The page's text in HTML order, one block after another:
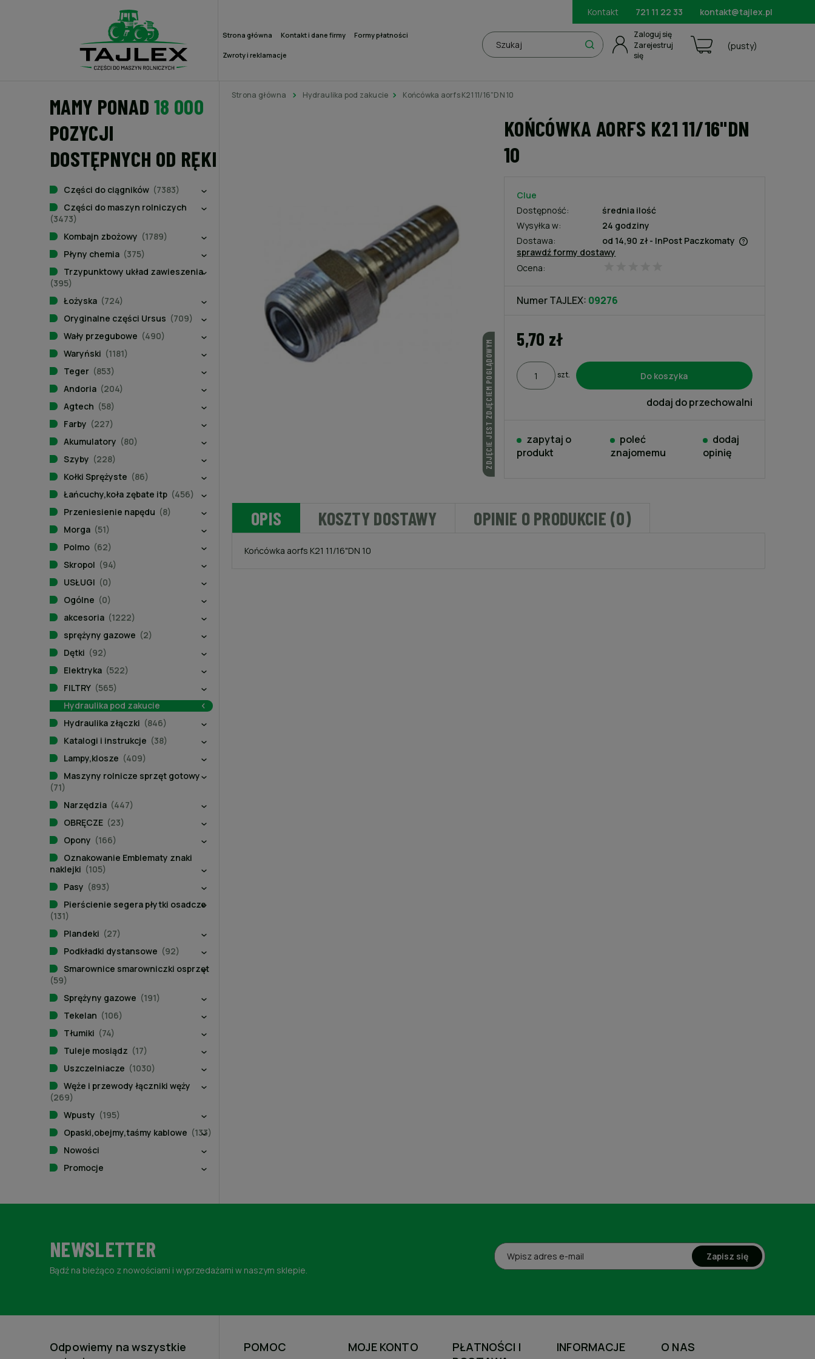
Kontakt 721 11 22 33 kontakt@tajlex.pl
Strona główna Kontakt i dane firmy Formy płatności
Zwroty i reklamacje
(pusty)
Zarejestruj
się
Zaloguj się
MAMY PONAD 18 000
POZYCJI
DOSTĘPNYCH OD RĘKI
Części do ciągników (7383)
Części do maszyn rolniczych
(3473)
Kombajn zbożowy (1789)
Płyny chemia (375)
Trzypunktowy układ zawieszenia
(395)
Łożyska (724)
Oryginalne części Ursus (709)
Wały przegubowe (490)
Waryński (1181)
Teger (853)
Andoria (204)
Agtech (58)
Farby (227)
Akumulatory (80)
Szyby (228)
Kołki Sprężyste (86)
Łańcuchy,koła zębate itp (456)
Przeniesienie napędu (8)
Morga (51)
Polmo (62)
Skropol (94)
USŁUGI (0)
Ogólne (0)
akcesoria (1222)
sprężyny gazowe (2)
Dętki (92)
Elektryka (522)
FILTRY (565)
Hydraulika pod zakucie
Hydraulika złączki (846)
Katalogi i instrukcje (38)
Lampy,klosze (409)
Maszyny rolnicze sprzęt gotowy
(71)
Narzędzia (447)
OBRĘCZE (23)
Opony (166)
Oznakowanie Emblematy znaki
naklejki (105)
Pasy (893)
Pierścienie segera płytki osadcze
(131)
Plandeki (27)
Podkładki dystansowe (92)
Smarownice smarowniczki osprzęt
(59)
Sprężyny gazowe (191)
Tekelan (106)
Tłumiki (74)
Tuleje mosiądz (17)
Uszczelniacze (1030)
Węże i przewody łączniki węży
(269)
Wpusty (195)
Opaski,obejmy,taśmy kablowe (133)
Nowości
Promocje
Strona główna Hydraulika pod zakucie Końcówka aorfs K21 11/16"DN 10
KOŃCÓWKA AORFS K21 11/16"DN
10
ZDJĘCIE JEST ZDJĘCIEM POGLĄDOWYM
Ocena:
Clue
Dostępność:
średnia ilość
Wysyłka w:
24 godziny
Dostawa:
od 14,90 zł - InPost Paczkomaty
sprawdź formy dostawy
Numer TAJLEX: 09276
5,70 zł
szt. Do koszyka
dodaj do przechowalni
zapytaj o
produkt
poleć
znajomemu
dodaj
opinię
OPIS KOSZTY DOSTAWY OPINIE O PRODUKCIE (0)
Końcówka aorfs K21 11/16"DN 10
NEWSLETTER
Bądź na bieżąco z nowościami i wyprzedażami w naszym sklepie.
Zapisz się
Odpowiemy na wszystkie
POMOC MOJE KONTO
PŁATNOŚCI I
INFORMACJE O NAS